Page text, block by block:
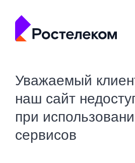
Уважаемый
наш сайт
при
сервисов